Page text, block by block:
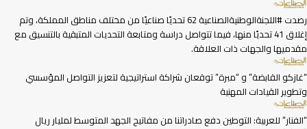
رصدت #اللجنةالوطنيةالصناعية 62 تحديًا صناعيًا من مختلف مناطق المملكة، وتم
إغلاق 41 تحديًا منها، فيما تتواصل دراسة ومتابعة التحديات المتبقية بالتنسيق مع
مقدميها والجهات ذات العلاقة.
“غازكو القابضة” و “مبرة” توقعان شراكة استراتيجية لتعزيز التواصل المؤسسي
وتطوير القيادات المهنية
“الفنار” للعربية: التوطين دفع صادراتنا من مفاتيح الجهد المتوسط لمليار ريال